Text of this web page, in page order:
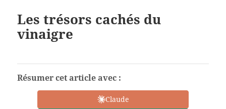
Les trésors cachés du
vinaigre
Résumer cet article avec :
Claude